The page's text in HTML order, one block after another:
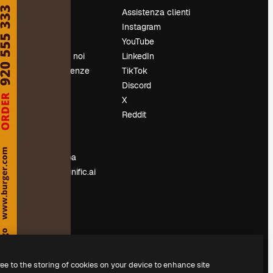
Lavora con noi
Cerca tendenze
Sala stampa
Cerchi magnific.ai
Assistenza clienti
Instagram
YouTube
LinkedIn
TikTok
Discord
X
Reddit
to the storing of cookies on your device to enhance site